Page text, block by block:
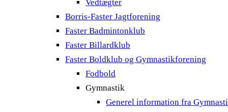
Vedtægter
Borris-Faster Jagtforening
Faster Badmintonklub
Faster Billardklub
Faster Boldklub og Gymnastikforening
Fodbold
Gymnastik
Generel information fra